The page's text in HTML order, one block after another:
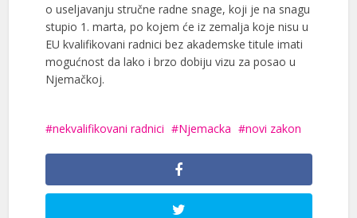
o useljavanju stručne radne snage, koji je na snagu
stupio 1. marta, po kojem će iz zemalja koje nisu u
EU kvalifikovani radnici bez akademske titule imati
mogućnost da lako i brzo dobiju vizu za posao u
Njemačkoj.
nekvalifikovani radnici Njemacka novi zakon